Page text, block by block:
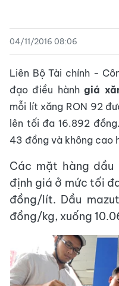
04/11/2016 08:06
Liên Bộ Tài chính -
đạo điều hànhgiá
mỗi lít xăng RON 92
lên tối đa 16.892
43 đồng và không cao
Các mặt hàng
định giá ở mức tối
đồng/lít. Dầu
đồng/kg, xuống